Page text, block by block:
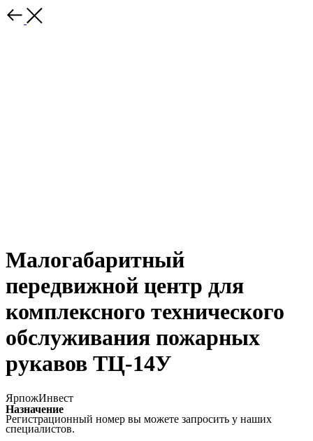
Малогабаритный
передвижной центр для
комплексного технического
обслуживания пожарных
рукавов ТЦ-14У
ЯрпожИнвест
Назначение
Регистрационный номер вы можете запросить у наших
специалистов.